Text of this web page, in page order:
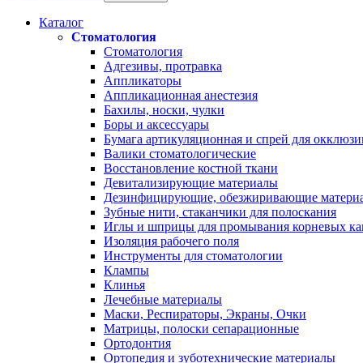
Каталог
Стоматология
Стоматология
Адгезивы, протравка
Аппликаторы
Аппликационная анестезия
Бахилы, носки, чулки
Боры и аксессуары
Бумага артикуляционная и спрей для
Валики стоматологические
Восстановление костной ткани
Девитализирующие материалы
Дезинфицирующие, обезжиривающие
Зубные нити, стаканчики для полоскания
Иглы и шприцы для промывания корневых
Изоляция рабочего поля
Инструменты для стоматологии
Клампы
Клинья
Лечебные материалы
Маски, Респираторы, Экраны, Очки
Матрицы, полоски сепарационные
Ортодонтия
Ортопедия и зуботехнические материалы